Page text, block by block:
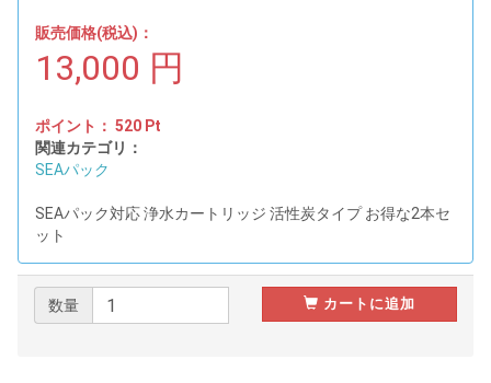
販売価格(税込)：
13,000 円
ポイント： 520 Pt
関連カテゴリ：
SEAパック
SEAパック対応 浄水カートリッジ 活性炭タイプ お得な2本セ
ット
数量 カートに追加